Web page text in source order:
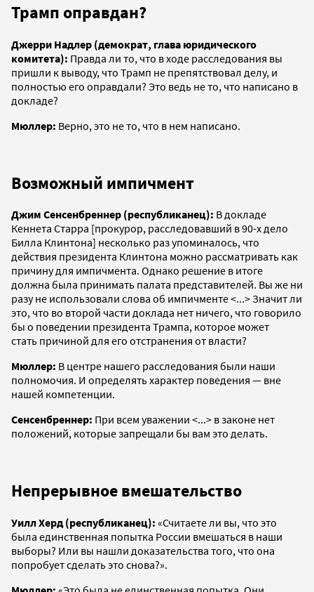
Трамп оправдан?
Джерри Надлер (демократ, глава юридического
комитета): Правда ли то, что в ходе расследования вы
пришли к выводу, что Трамп не препятствовал делу, и
полностью его оправдали? Это ведь не то, что написано в
докладе?
Мюллер: Верно, это не то, что в нем написано.
Возможный импичмент
Джим Сенсенбреннер (республиканец): В докладе
Кеннета Старра [прокурор, расследовавший в 90-х дело
Билла Клинтона] несколько раз упоминалось, что
действия президента Клинтона можно рассматривать как
причину для импичмента. Однако решение в итоге
должна была принимать палата представителей. Вы же ни
разу не использовали слова об импичменте <...> Значит ли
это, что во второй части доклада нет ничего, что говорило
бы о поведении президента Трампа, которое может
стать причиной для его отстранения от власти?
Мюллер: В центре нашего расследования были наши
полномочия. И определять характер поведения — вне
нашей компетенции.
Сенсенбреннер: При всем уважении <...> в законе нет
положений, которые запрещали бы вам это делать.
Непрерывное вмешательство
Уилл Херд (республиканец): «Считаете ли вы, что это
была единственная попытка России вмешаться в наши
выборы? Или вы нашли доказательства того, что она
попробует сделать это снова?».